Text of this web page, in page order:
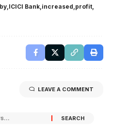
by ICICI Bank increased profit
LEAVE A COMMENT